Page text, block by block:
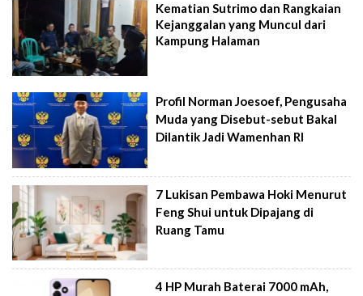
Kematian Sutrimo dan Rangkaian
Kejanggalan yang Muncul dari
Kampung Halaman
Profil Norman Joesoef, Pengusaha
Muda yang Disebut-sebut Bakal
Dilantik Jadi Wamenhan RI
7 Lukisan Pembawa Hoki Menurut
Feng Shui untuk Dipajang di
Ruang Tamu
4 HP Murah Baterai 7000 mAh,